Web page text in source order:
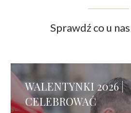
Sprawdź co u nas
WALENTYNKI 2026 |
CELEBROWAĆ